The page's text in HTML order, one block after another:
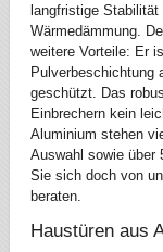
langfristige
Wärmedämmung.
weitere Vorteile: Er
Pulverbeschichtung
geschützt. Das
Einbrechern kein
Aluminium stehen
Auswahl sowie über
Sie sich doch von
beraten.
Haustüren aus